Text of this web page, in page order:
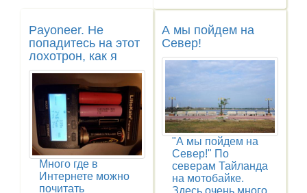
Payoneer. Не
попадитесь на этот
лохотрон, как я
Много где в
Интернете можно
почитать
А мы пойдем на
Север!
"А мы пойдем на
Север!" По
северам Тайланда
на мотобайке.